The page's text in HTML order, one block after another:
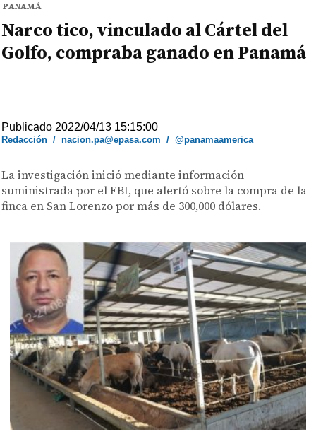
PANAMÁ
Narco tico, vinculado al Cártel del
Golfo, compraba ganado en Panamá
Publicado 2022/04/13 15:15:00
Redacción /nacion.pa@epasa.com /@panamaamerica
La investigación inició mediante información
suministrada por el FBI, que alertó sobre la compra de la
finca en San Lorenzo por más de 300,000 dólares.